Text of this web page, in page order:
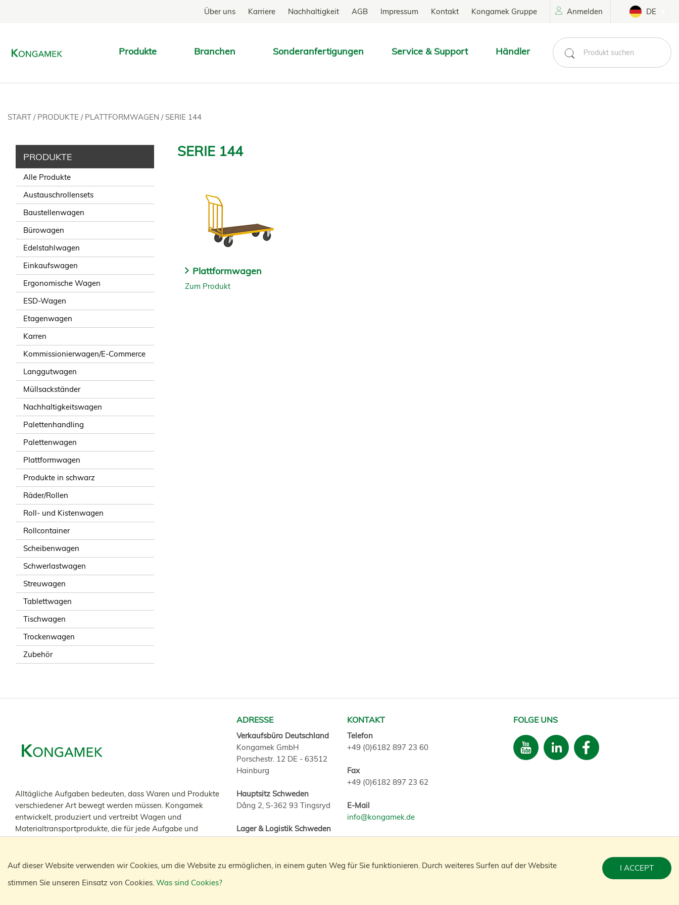
I ACCEPT
Auf dieser Website verwenden wir Cookies, um die Website zu ermöglichen, in einem guten Weg für Sie funktionieren. Durch weiteres Surfen auf der Website
stimmen Sie unseren Einsatz von Cookies. Was sind Cookies?
Über uns Karriere Nachhaltigkeit AGB Impressum Kontakt Kongamek Gruppe Anmelden DE
Produkte Branchen Sonderanfertigungen Service & Support Händler
SUCHEN
START / PRODUKTE / PLATTFORMWAGEN / SERIE 144
PRODUKTE
Alle Produkte
Austauschrollensets
Baustellenwagen
Bürowagen
Edelstahlwagen
Einkaufswagen
Ergonomische Wagen
ESD-Wagen
Etagenwagen
Karren
Kommissionierwagen/E-Commerce
Langgutwagen
Müllsackständer
Nachhaltigkeitswagen
Palettenhandling
Palettenwagen
Plattformwagen
Produkte in schwarz
Räder/Rollen
Roll- und Kistenwagen
Rollcontainer
Scheibenwagen
Schwerlastwagen
Streuwagen
Tablettwagen
Tischwagen
Trockenwagen
Zubehör
SERIE 144
Plattformwagen
Zum Produkt
Alltägliche Aufgaben bedeuten, dass Waren und Produkte
verschiedener Art bewegt werden müssen. Kongamek
entwickelt, produziert und vertreibt Wagen und
Materialtransportprodukte, die für jede Aufgabe und
Branche entwickelt und angepasst wurden.
ADRESSE
Verkaufsbüro Deutschland
Kongamek GmbH
Porschestr. 12 DE - 63512
Hainburg
Hauptsitz Schweden
Dång 2, S-362 93 Tingsryd
Lager & Logistik Schweden
Postvägen 12, S-362 40
KONTAKT
Telefon
+49 (0)6182 897 23 60
Fax
+49 (0)6182 897 23 62
E-Mail
info@kongamek.de
FOLGE UNS